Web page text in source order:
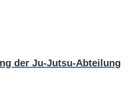
der Ju-Jutsu-Abteilung